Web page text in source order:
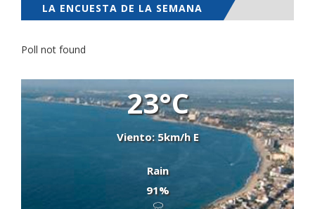
LA ENCUESTA DE LA SEMANA
Poll not found
23°C
Viento: 5km/h E
Rain
91%